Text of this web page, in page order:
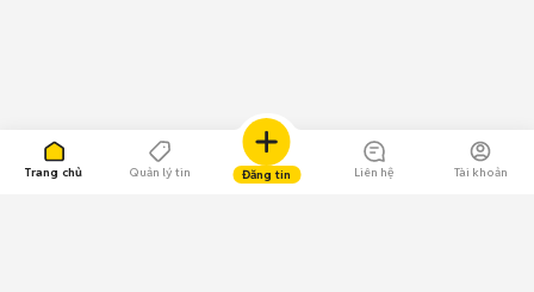
Trang chủ Quản lý tin Đăng tin Liên hệ Tài khoản